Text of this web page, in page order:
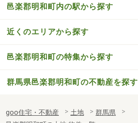
邑楽郡明和町内の駅から探す
近くのエリアから探す
邑楽郡明和町の特集から探す
群馬県邑楽郡明和町の不動産を探す
goo住宅・不動産 土地
群馬県